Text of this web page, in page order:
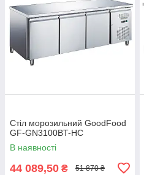
Стіл морозильний GoodFood
GF-GN3100BT-HC
В наявності
44 089,50 ₴ 51 870 ₴